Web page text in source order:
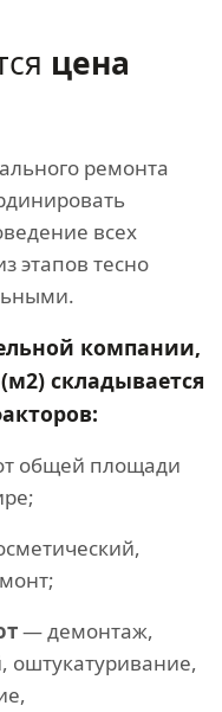
цена
ремонта
всех
этапов тесно
компании,
складывается
общей площади
— демонтаж,
оштукатуривание,